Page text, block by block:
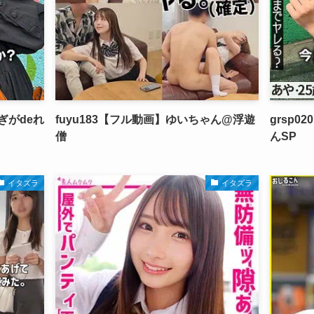
がdeれ
fuyu183【フル動画】ゆいちゃん@浮遊
僧
grsp020
んSP
イタズラ イタズラ